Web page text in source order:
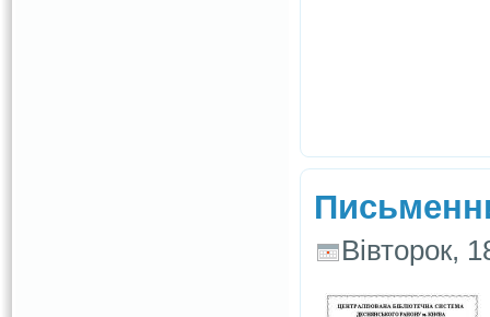
Вівторок,